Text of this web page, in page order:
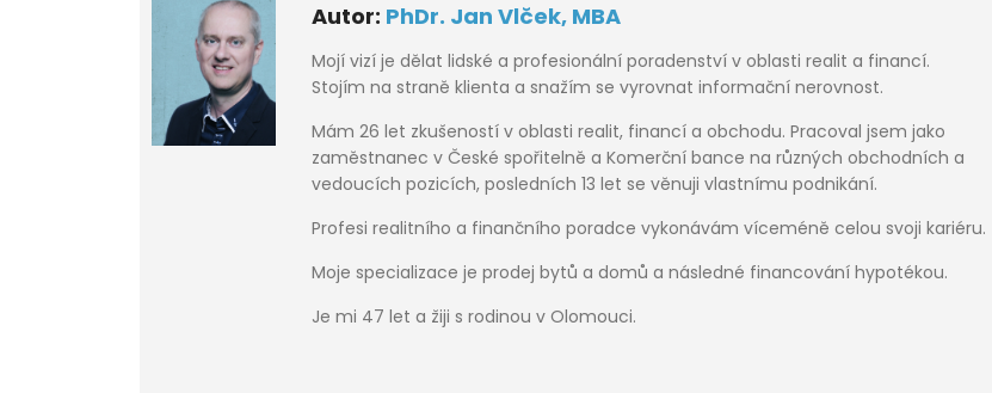
Autor: PhDr. Jan Vlček, MBA
Mojí vizí je dělat lidské a profesionální poradenství v oblasti realit a financí.
Stojím na straně klienta a snažím se vyrovnat informační nerovnost.
Mám 26 let zkušeností v oblasti realit, financí a obchodu. Pracoval jsem jako
zaměstnanec v České spořitelně a Komerční bance na různých obchodních a
vedoucích pozicích, posledních 13 let se věnuji vlastnímu podnikání.
Profesi realitního a finančního poradce vykonávám víceméně celou svoji kariéru.
Moje specializace je prodej bytů a domů a následné financování hypotékou.
Je mi 47 let a žiji s rodinou v Olomouci.